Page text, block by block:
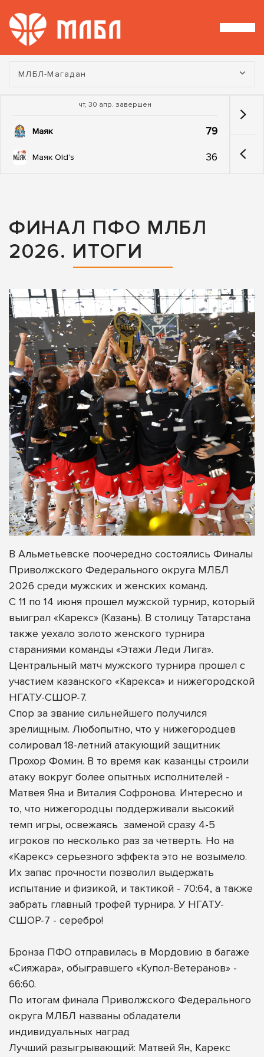
Турнир:
МЛБЛ-Магадан
чт, 30 апр. завершен
Маяк 79
Маяк Old's 36
ФИНАЛ ПФО МЛБЛ
2026. ИТОГИ
В Альметьевске поочередно состоялись Финалы
Приволжского Федерального округа МЛБЛ
2026 среди мужских и женских команд.
С 11 по 14 июня прошел мужской турнир, который
выиграл «Карекс» (Казань). В столицу Татарстана
также уехало золото женского турнира
стараниями команды «Этажи Леди Лига».
Центральный матч мужского турнира прошел с
участием казанского «Карекса» и нижегородской
НГАТУ-СШОР-7.
Спор за звание сильнейшего получился
зрелищным. Любопытно, что у нижегородцев
солировал 18-летний атакующий защитник
Прохор Фомин. В то время как казанцы строили
атаку вокруг более опытных исполнителей -
Матвея Яна и Виталия Софронова. Интересно и
то, что нижегородцы поддерживали высокий
темп игры, освежаясь заменой сразу 4-5
игроков по несколько раз за четверть. Но на
«Карекс» серьезного эффекта это не возымело.
Их запас прочности позволил выдержать
испытание и физикой, и тактикой - 70:64, а также
забрать главный трофей турнира. У НГАТУ-
СШОР-7 - серебро!
Бронза ПФО отправилась в Мордовию в багаже
«Сияжара», обыгравшего «Купол-Ветеранов» -
66:60.
По итогам финала Приволжского Федерального
округа МЛБЛ названы обладатели
индивидуальных наград
Лучший разыгрывающий: Матвей Ян, Карекс